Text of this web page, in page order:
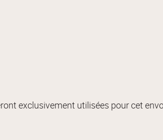
exclusivement utilisées pour cet